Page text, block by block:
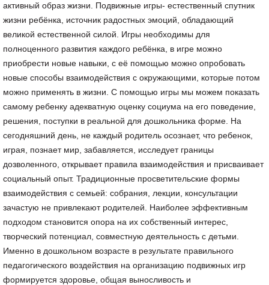
активный образ жизни. Подвижные игры- естественный спутник
жизни ребёнка, источник радостных эмоций, обладающий
великой естественной силой. Игры необходимы для
полноценного развития каждого ребёнка, в игре можно
приобрести новые навыки, с её помощью можно опробовать
новые способы взаимодействия с окружающими, которые потом
можно применять в жизни. С помощью игры мы можем показать
самому ребенку адекватную оценку социума на его поведение,
решения, поступки в реальной для дошкольника форме. На
сегодняшний день, не каждый родитель осознает, что ребенок,
играя, познает мир, забавляется, исследует границы
дозволенного, открывает правила взаимодействия и присваивает
социальный опыт. Традиционные просветительские формы
взаимодействия с семьей: собрания, лекции, консультации
зачастую не привлекают родителей. Наиболее эффективным
подходом становится опора на их собственный интерес,
творческий потенциал, совместную деятельность с детьми.
Именно в дошкольном возрасте в результате правильного
педагогического воздействия на организацию подвижных игр
формируется здоровье, общая выносливость и